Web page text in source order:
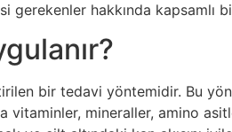
hakkında kapsamlı
bir tedavi yöntemidir. Bu
vitaminler, mineraller, amino